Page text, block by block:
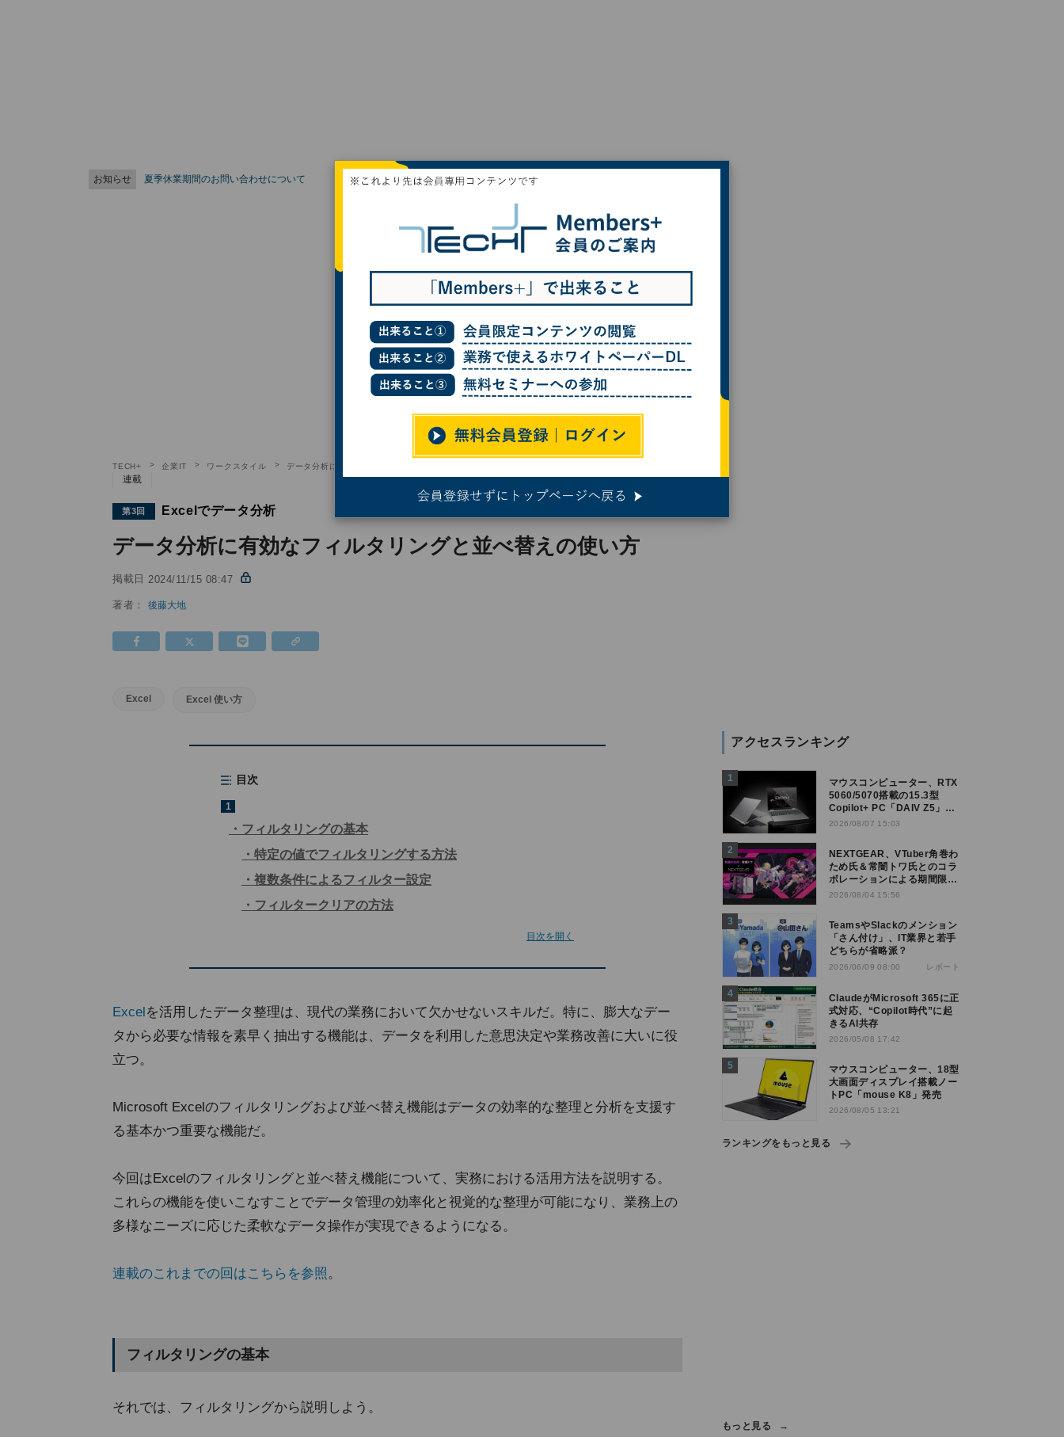
お知らせ 夏季休業期間のお問い合わせについて
TECH+ 企業IT ワークスタイル データ分析に有効なフィルタリングと並べ替えの使い方
連載
第3回 Excelでデータ分析
データ分析に有効なフィルタリングと並べ替えの使い方
掲載日 2024/11/15 08:47
著者：後藤大地
Excel Excel 使い方
目次
1
フィルタリングの基本
特定の値でフィルタリングする方法
複数条件によるフィルター設定
フィルタークリアの方法
目次を開く
Excelを活用したデータ整理は、現代の業務において欠かせないスキルだ。特に、膨大なデー
タから必要な情報を素早く抽出する機能は、データを利用した意思決定や業務改善に大いに役
立つ。
Microsoft Excelのフィルタリングおよび並べ替え機能はデータの効率的な整理と分析を支援す
る基本かつ重要な機能だ。
今回はExcelのフィルタリングと並べ替え機能について、実務における活用方法を説明する。
これらの機能を使いこなすことでデータ管理の効率化と視覚的な整理が可能になり、業務上の
多様なニーズに応じた柔軟なデータ操作が実現できるようになる。
連載のこれまでの回はこちらを参照。
フィルタリングの基本
それでは、フィルタリングから説明しよう。
アクセスランキング
マウスコンピューター、RTX
5060/5070搭載の15.3型
Copilot+ PC「DAIV Z5」発
売
2026/08/07 15:03
NEXTGEAR、VTuber角巻わ
ため氏＆常闇トワ氏とのコラ
ボレーションによる期間限定
モデル
2026/08/04 15:56
TeamsやSlackのメンション
「さん付け」、IT業界と若手
どちらが省略派？
2026/06/09 08:00 レポート
ClaudeがMicrosoft 365に正
式対応、“Copilot時代”に起
きるAI共存
2026/05/08 17:42
マウスコンピューター、18型
大画面ディスプレイ搭載ノー
トPC「mouse K8」発売
2026/08/05 13:21
ランキングをもっと見る
もっと見る